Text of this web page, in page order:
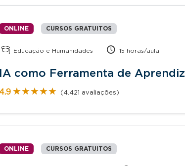
ONLINE CURSOS GRATUITOS
Educação e Humanidades 15 horas/aula
IA como Ferramenta de
★★★★★
★★★★★ (4.421 avaliações)
ONLINE CURSOS GRATUITOS